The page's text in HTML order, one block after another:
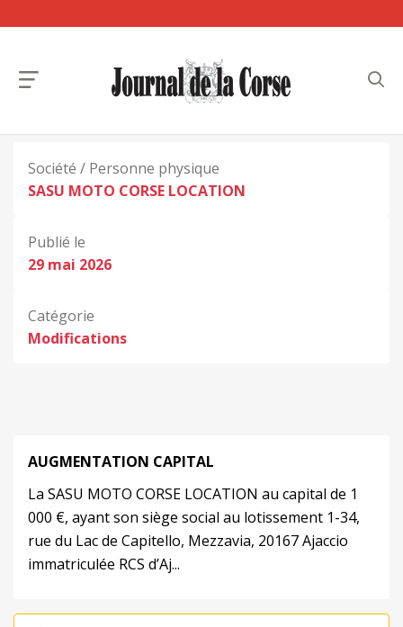
Société / Personne physique
SASU MOTO CORSE LOCATION
Publié le
29 mai 2026
Catégorie
Modifications
AUGMENTATION CAPITAL
La SASU MOTO CORSE LOCATION au capital de 1
000 €, ayant son siège social au lotissement 1-34,
rue du Lac de Capitello, Mezzavia, 20167 Ajaccio
immatriculée RCS d’Aj...